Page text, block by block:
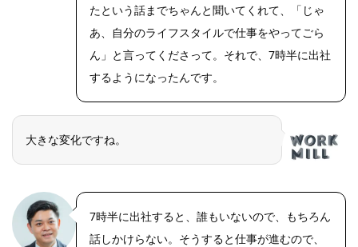
たという話までちゃんと聞いてくれて、「じゃ
あ、自分のライフスタイルで仕事をやってごら
ん」と言ってくださって。それで、7時半に出社
するようになったんです。
大きな変化ですね。
7時半に出社すると、誰もいないので、もちろん
話しかけらない。そうすると仕事が進むので、